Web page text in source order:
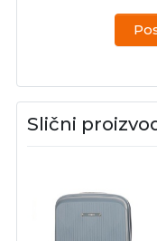
Slični